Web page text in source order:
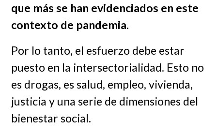
que más se han evidenciados en este
contexto de pandemia.
Por lo tanto, el esfuerzo debe estar
puesto en la intersectorialidad. Esto no
es drogas, es salud, empleo, vivienda,
justicia y una serie de dimensiones del
bienestar social.